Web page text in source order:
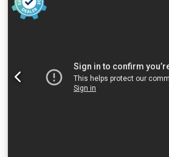
Aandrijfsvermogen 18 kW
Totaal benodigd vermogen 68,7 kW
bewerking van grote componenten.
dwarsbeweging van 2200 mm en
12000 omw/min combineert deze